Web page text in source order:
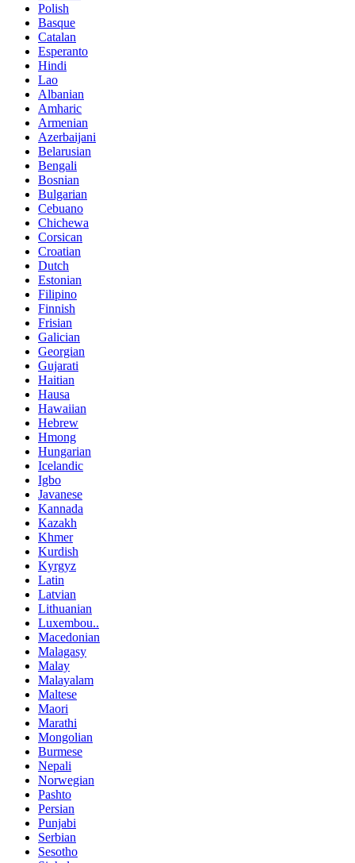
Polish
Basque
Catalan
Esperanto
Hindi
Lao
Albanian
Amharic
Armenian
Azerbaijani
Belarusian
Bengali
Bosnian
Bulgarian
Cebuano
Chichewa
Corsican
Croatian
Dutch
Estonian
Filipino
Finnish
Frisian
Galician
Georgian
Gujarati
Haitian
Hausa
Hawaiian
Hebrew
Hmong
Hungarian
Icelandic
Igbo
Javanese
Kannada
Kazakh
Khmer
Kurdish
Kyrgyz
Latin
Latvian
Lithuanian
Luxembou..
Macedonian
Malagasy
Malay
Malayalam
Maltese
Maori
Marathi
Mongolian
Burmese
Nepali
Norwegian
Pashto
Persian
Punjabi
Serbian
Sesotho